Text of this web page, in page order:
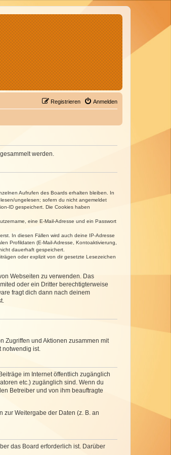
Anmelden
Registrieren
werden.
Aufrufen des Boards erhalten bleiben. In
ungelesen; sofern du nicht angemeldet
ID gespeichert. Die Cookies haben
eine E-Mail-Adresse und ein Passwort
In diesen Fällen wird auch deine IP-Adresse
Profildaten (E-Mail-Adresse, Kontoaktivierung,
dauerhaft gespeichert.
oder explizit von dir gesetzte Lesezeichen
Webseiten zu verwenden. Das
oder ein Dritter berechtigterweise
fragt dich dann nach deinem
Zugriffen und Aktionen zusammen mit
ist.
im Internet öffentlich zugänglich
etc.) zugänglich sind. Wenn du
Betreiber und von ihm beauftragte
Weitergabe der Daten (z. B. an
das Board erforderlich ist. Darüber